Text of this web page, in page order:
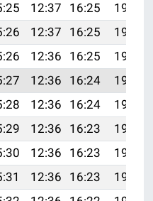
12:37 16:25
19:39
12:37 16:25
19:38
12:36 16:25
19:36
12:36 16:24
19:35
12:36 16:24
19:34
12:36 16:23
19:33
12:36 16:23
19:32
12:36 16:23
19:31